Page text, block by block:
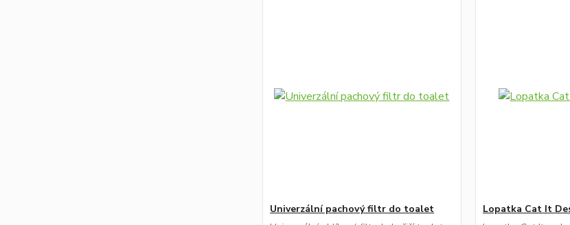
Univerzální pachový filtr do toalet
Lopatka Cat It